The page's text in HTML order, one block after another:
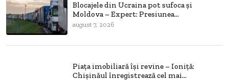
Blocajele din Ucraina pot sufoca și
Moldova – Expert: Presiunea...
august 7, 2026
Piața imobiliară își revine – Ioniță:
Chișinăul înregistrează cel mai...